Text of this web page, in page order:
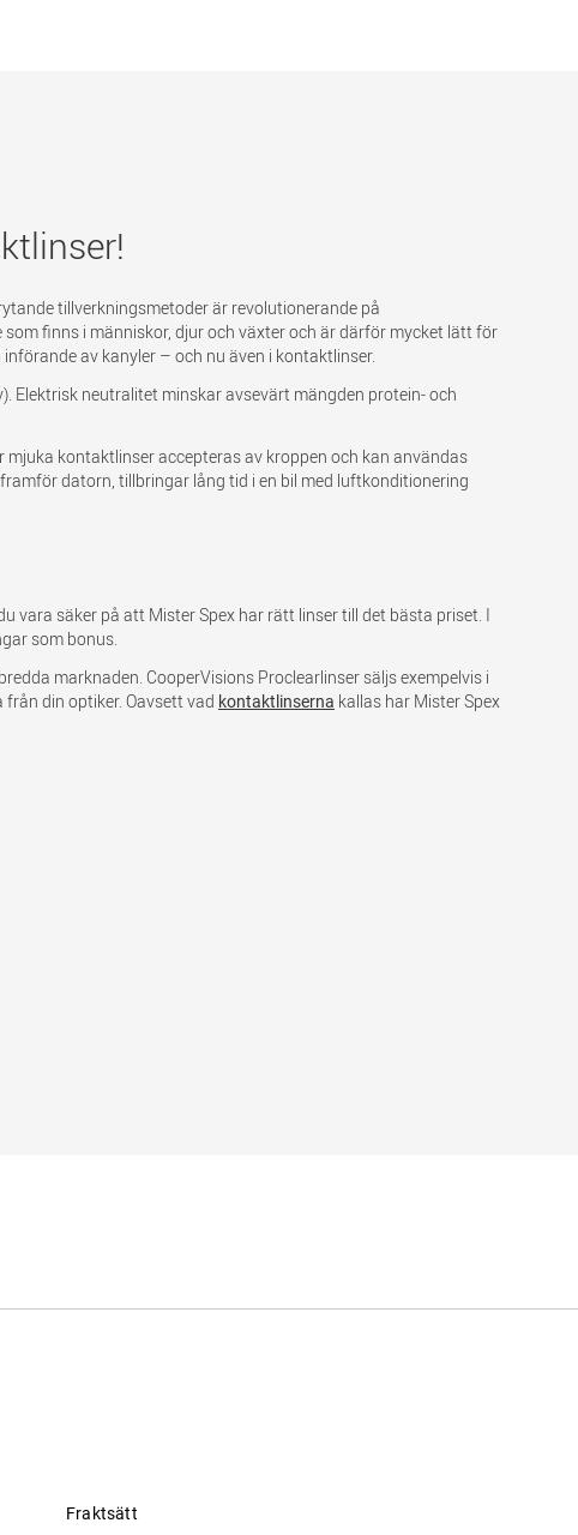
tillverkningsmetoder är revolutionerande på
finns i människor, djur och växter och är därför mycket lätt för
av kanyler – och nu även i kontaktlinser.
Elektrisk neutralitet minskar avsevärt mängden protein- och
kontaktlinser accepteras av kroppen och kan användas
datorn, tillbringar lång tid i en bil med luftkonditionering
vara säker på att Mister Spex har rätt linser till det bästa priset. I
som bonus.
marknaden. CooperVisions Proclearlinser säljs exempelvis i
din optiker. Oavsett vad kontaktlinserna kallas har Mister Spex
Fraktsätt